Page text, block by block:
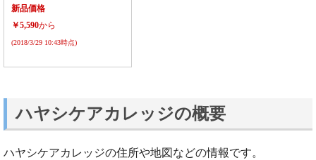
新品価格
￥5,590から
(2018/3/29 10:43時点)
ハヤシケアカレッジの概要
ハヤシケアカレッジの住所や地図などの情報です。